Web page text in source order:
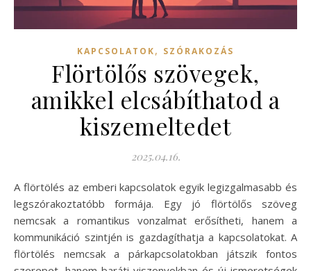
KAPCSOLATOK, SZÓRAKOZÁS
Flörtölős szövegek,
amikkel elcsábíthatod a
kiszemeltedet
2025.04.16.
A flörtölés az emberi kapcsolatok egyik legizgalmasabb és
legszórakoztatóbb formája. Egy jó flörtölős szöveg
nemcsak a romantikus vonzalmat erősítheti, hanem a
kommunikáció szintjén is gazdagíthatja a kapcsolatokat. A
flörtölés nemcsak a párkapcsolatokban játszik fontos